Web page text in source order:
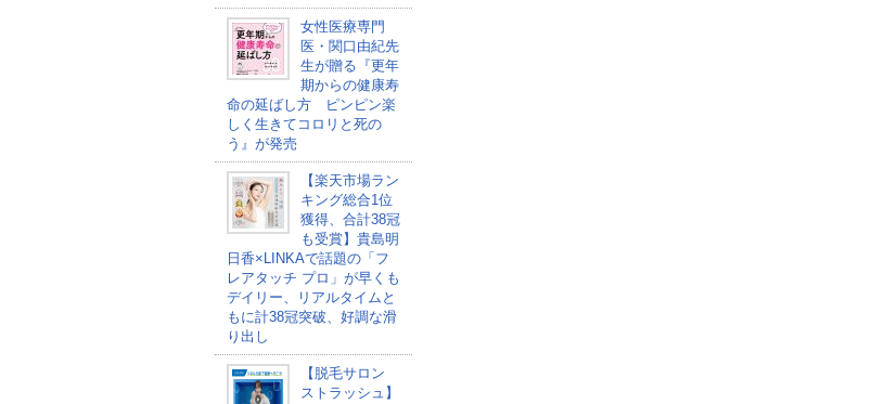
女性医療専門
医・関口由紀先
生が贈る『更年
期からの健康寿
命の延ばし方 ピンピン楽
しく生きてコロリと死の
う』が発売
【楽天市場ラン
キング総合1位
獲得、合計38冠
も受賞】貴島明
日香×LINKAで話題の「フ
レアタッチ プロ」が早くも
デイリー、リアルタイムと
もに計38冠突破、好調な滑
り出し
【脱毛サロン
ストラッシュ】